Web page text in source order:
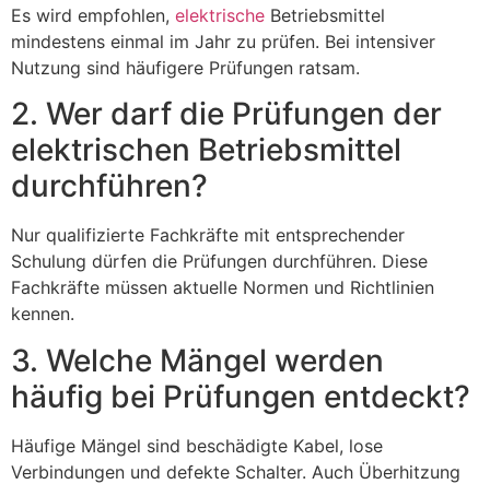
Es wird empfohlen, elektrische Betriebsmittel
mindestens einmal im Jahr zu prüfen. Bei intensiver
Nutzung sind häufigere Prüfungen ratsam.
2. Wer darf die Prüfungen der
elektrischen Betriebsmittel
durchführen?
Nur qualifizierte Fachkräfte mit entsprechender
Schulung dürfen die Prüfungen durchführen. Diese
Fachkräfte müssen aktuelle Normen und Richtlinien
kennen.
3. Welche Mängel werden
häufig bei Prüfungen entdeckt?
Häufige Mängel sind beschädigte Kabel, lose
Verbindungen und defekte Schalter. Auch Überhitzung